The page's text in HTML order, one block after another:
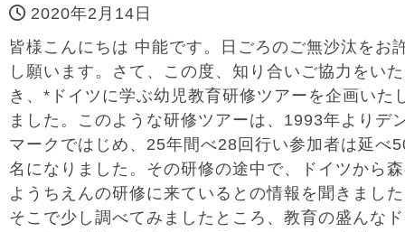
2020年2月14日
皆様こんにちは 中能です。日ごろのご無沙汰をお
し願います。さて、この度、知り合いご協力をい
き、*ドイツに学ぶ幼児教育研修ツアーを企画いた
ました。このような研修ツアーは、1993年よりデ
マークではじめ、25年間べ28回行い参加者は延べ
名になりました。その研修の途中で、ドイツから
ようちえんの研修に来ているとの情報を聞きまし
そこで少し調べてみましたところ、教育の盛んな